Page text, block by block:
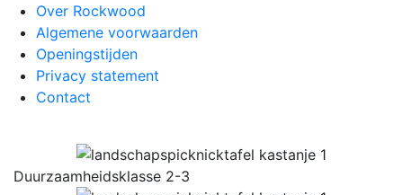
Over Rockwood
Algemene voorwaarden
Openingstijden
Privacy statement
Contact
Duurzaamheidsklasse 2-3